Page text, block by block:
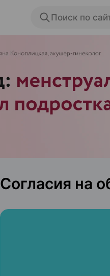
Поиск по
Согласия на